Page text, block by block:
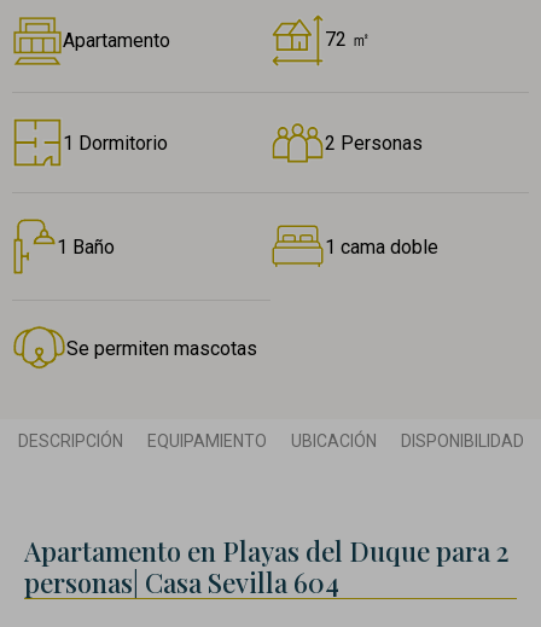
Apartamento 72 ㎡
1 Dormitorio 2 Personas
1 Baño 1 cama doble
Se permiten mascotas
DESCRIPCIÓN EQUIPAMIENTO UBICACIÓN DISPONIBILIDAD
Apartamento en Playas del Duque para 2
personas| Casa Sevilla 604